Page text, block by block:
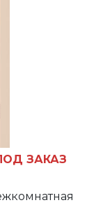
ЗАКАЗ